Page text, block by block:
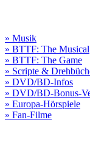
» Musik
» BTTF: The Musical
» BTTF: The Game
» Scripte &
» DVD/BD-Infos
» DVD/BD-Bonus-
» Europa-Hörspiele
» Fan-Filme